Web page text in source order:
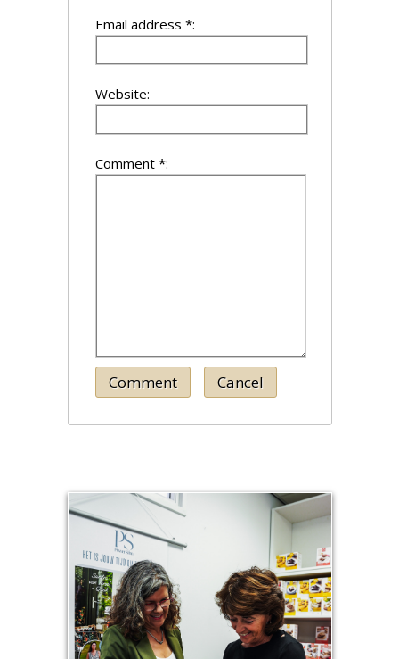
Email address *:
Website:
Comment *:
Comment Cancel